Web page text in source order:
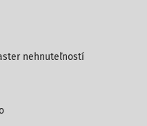
nehnuteľností